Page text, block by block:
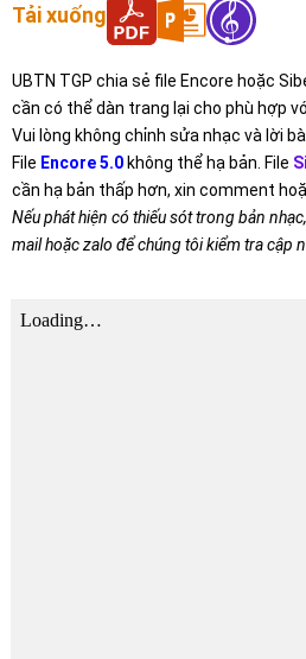
Tải xuống
UBTN TGP chia sẻ file Encore hoặc
cần có thể dàn trang lại cho phù hợp
Vui lòng không chỉnh sửa nhạc và lời
File Encore 5.0không thể hạ bản. File
cần hạ bản thấp hơn, xin comment
Nếu phát hiện có thiếu sót trong bản
mail hoặc zalo để chúng tôi kiểm tra cập